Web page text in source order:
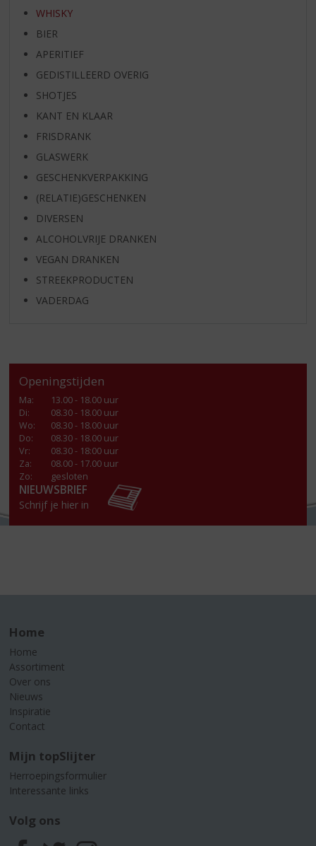
WHISKY
BIER
APERITIEF
GEDISTILLEERD OVERIG
SHOTJES
KANT EN KLAAR
FRISDRANK
GLASWERK
GESCHENKVERPAKKING
(RELATIE)GESCHENKEN
DIVERSEN
ALCOHOLVRIJE DRANKEN
VEGAN DRANKEN
STREEKPRODUCTEN
VADERDAG
Openingstijden
Ma:
13.00 - 18.00 uur
Di:
08.30 - 18.00 uur
Wo:
08.30 - 18.00 uur
Do:
08.30 - 18.00 uur
Vr:
08.30 - 18:00 uur
Za:
08.00 - 17.00 uur
Zo:
gesloten
NIEUWSBRIEF
Schrijf je hier in
Home
Home
Assortiment
Over ons
Nieuws
Inspiratie
Contact
Mijn topSlijter
Herroepingsformulier
Interessante links
Volg ons